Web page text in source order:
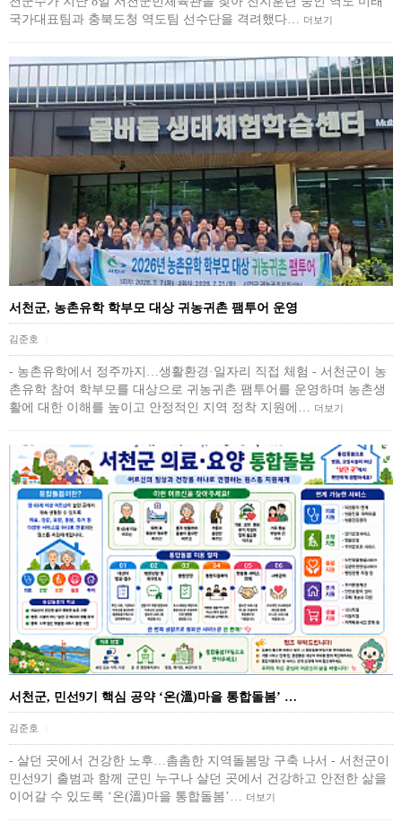
국가대표팀과 충북도청 역도팀 선수단을 격려했다…
더보기
서천군, 농촌유학 학부모 대상 귀농귀촌 팸투어 운영
김준호
- 농촌유학에서 정주까지…생활환경·일자리 직접 체험 - 서천군이 농
촌유학 참여 학부모를 대상으로 귀농귀촌 팸투어를 운영하며 농촌생
활에 대한 이해를 높이고 안정적인 지역 정착 지원에… 더보기
서천군, 민선9기 핵심 공약 ‘온(溫)마을 통합돌봄’ …
김준호
- 살던 곳에서 건강한 노후…촘촘한 지역돌봄망 구축 나서 - 서천군이
민선9기 출범과 함께 군민 누구나 살던 곳에서 건강하고 안전한 삶을
이어갈 수 있도록 ‘온(溫)마을 통합돌봄’… 더보기